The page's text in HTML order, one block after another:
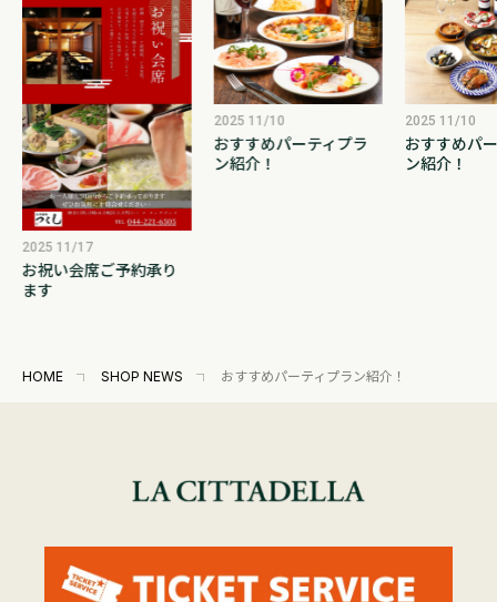
2025 11/17
お祝い会席ご予約承り
ます
2025 11/10
おすすめパーティプラ
ン紹介！
2025 11/10
おすすめパ
ン紹介！
HOME SHOP NEWS おすすめパーティプラン紹介！